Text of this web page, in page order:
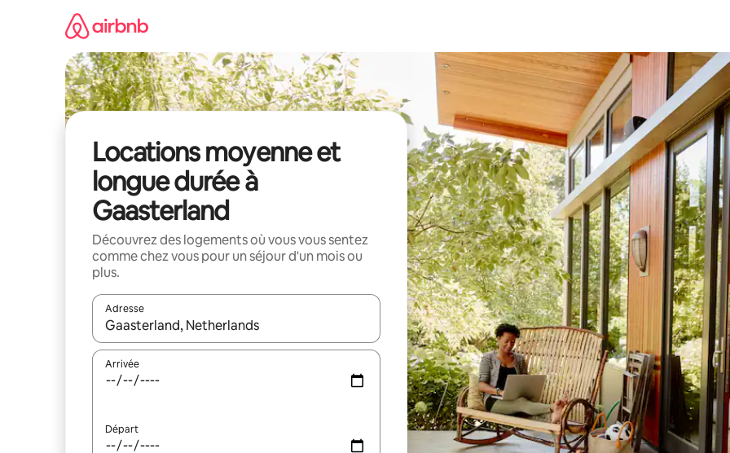
Locations moyenne et
longue durée à
Gaasterland
Découvrez des logements où vous vous sentez
comme chez vous pour un séjour d'un mois ou
plus.
Adresse
Lorsque les résultats s'affichent, utilisez les flèches vers le haut et vers le bas pour les parcourir ou en appuyant et en
Arrivée
Départ